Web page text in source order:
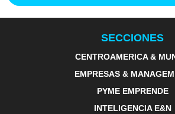
SECCIONES
CENTROAMERICA &
EMPRESAS &
PYME EMPRENDE
INTELIGENCIA E&N